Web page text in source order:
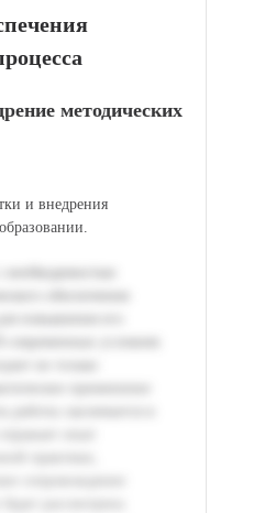
методических
и внедрения